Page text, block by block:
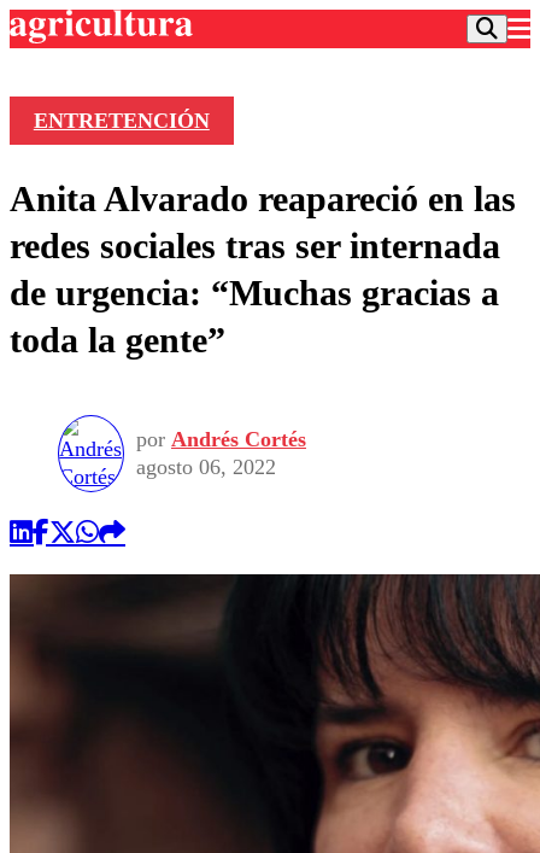
Frecuencias
Agricultura TV
Deportes
Colo Colo
Motor
Torneo Internacional
Torneo Nacional
Entretención
Noticias
Internacional
Nacional
Vida Social
Programas
Comercial
ENTRETENCIÓN
Anita Alvarado reapareció en las
redes sociales tras ser internada
de urgencia: “Muchas gracias a
toda la gente”
por Andrés Cortés
agosto 06, 2022